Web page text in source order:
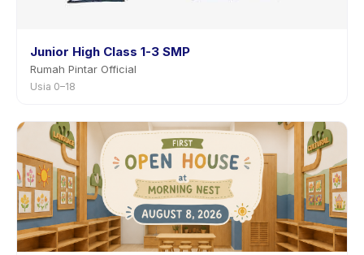
Junior High Class 1-3 SMP
Rumah Pintar Official
Usia 0–18